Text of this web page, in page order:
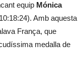
equip Mónica
Amb aquesta
França, que
medalla de